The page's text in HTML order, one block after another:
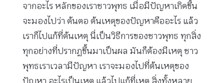
จากอะไร หลักของเราชาวพุทธ เมื่อมีปัญหาเกิดขึ้น
จะมองไปว่า ต้นตอ ต้นเหตุของปัญหาคืออะไร แล้ว
เราก็ไปแก้ที่ต้นเหตุ นี่เป็นวิธีการของชาวพุทธ ทุกสิ่ง
ทุกอย่างที่ปรากฏขึ้นมาเป็นผล มันก็ต้องมีเหตุ ชาว
พุทธเราเวลามีปัญหา เราจะมองไปที่ต้นเหตุของ